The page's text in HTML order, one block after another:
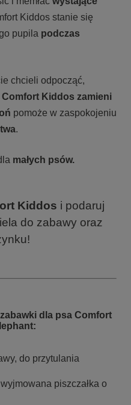
Kiddos stanie się
pupila podczas
chcieli odpocząć,
Comfort Kiddos zamieni
pomoże w zaspokojeniu
.
małych psów.
Kiddos i podaruj
do zabawy oraz
dla psa Comfort
:
do przytulania
piszczałka o